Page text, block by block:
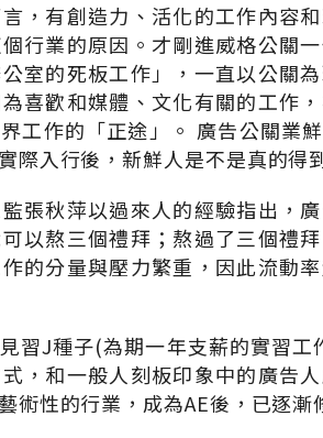
，有創造力、活化的工作內容
行業的原因。才剛進威格公關
室的死板工作」，一直以公關
喜歡和媒體、文化有關的工作
工作的「正途」。 廣告公關業
際入行後，新鮮人是不是真的得
張秋萍以過來人的經驗指出，
以熬三個禮拜；熬過了三個禮
的分量與壓力繁重，因此流動
習J種子(為期一年支薪的實習
，和一般人刻板印象中的廣告
術性的行業，成為AE後，已逐漸